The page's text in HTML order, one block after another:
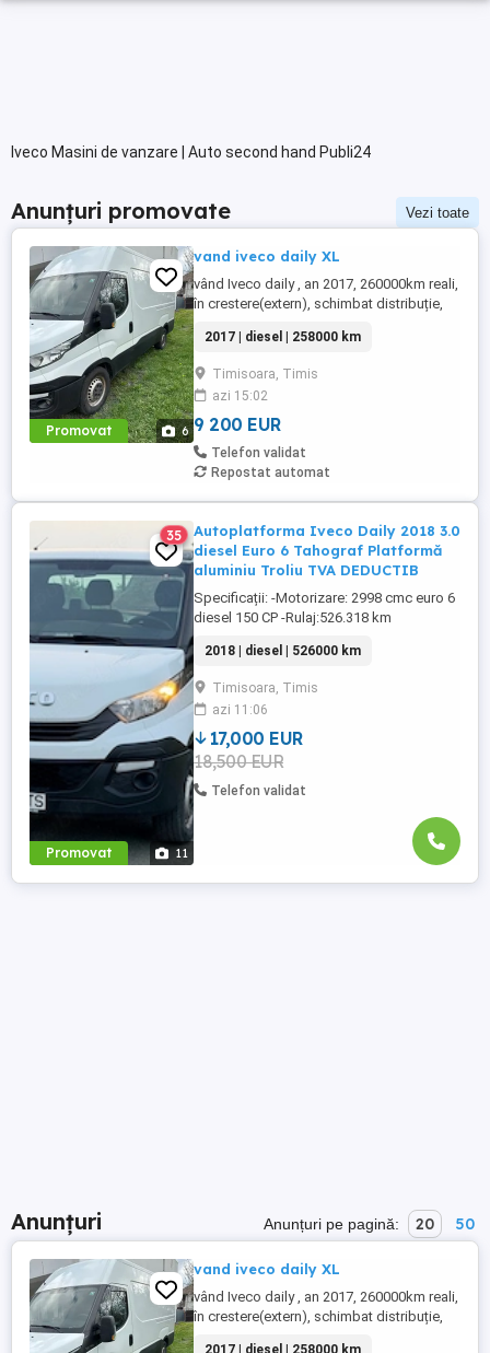
Iveco Masini de vanzare | Auto second hand Publi24
Anunțuri promovate Vezi toate
Promovat 6
vand iveco daily XL
vând Iveco daily , an 2017, 260000km reali,
în crestere(extern), schimbat distribuție,
completă ,stare f. bună ,140 Cp, climă
funcțională senzori parcare ,import
Germania
2017 | diesel | 258000 km
Timisoara, Timis
azi 15:02
9 200 EUR
Telefon validat
Repostat automat
Promovat 11
35
Autoplatforma Iveco Daily 2018 3.0
diesel Euro 6 Tahograf Platformă
aluminiu Troliu TVA DEDUCTIB
Specificații: -Motorizare: 2998 cmc euro 6
diesel 150 CP -Rulaj:526.318 km
Timișoara revizii la zi făcute la
reprezentanta Iveco -An fabricație :2018 -
Cutie viteze manuală: 6+1 rapoarte Dotări -
Geamuri electrice -Oglinzi electrice
incalzite -Scaun șofer reglabil ...
2018 | diesel | 526000 km
Timisoara, Timis
azi 11:06
17,000 EUR
18,500 EUR
Telefon validat
Anunțuri Anunțuri pe pagină: 20 50
vand iveco daily XL
vând Iveco daily , an 2017, 260000km reali,
în crestere(extern), schimbat distribuție,
2017 | diesel | 258000 km